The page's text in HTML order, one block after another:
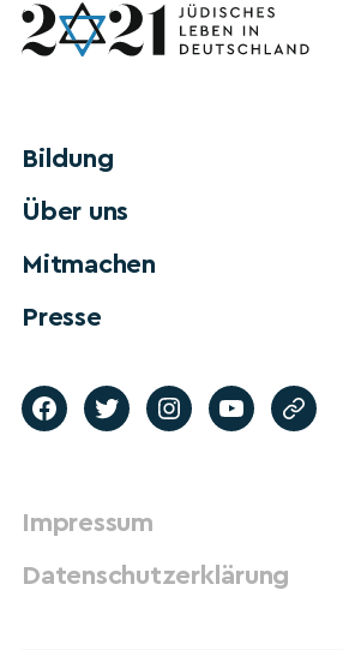
Bildung
Über uns
Mitmachen
Presse
Impressum
Datenschutzerklärung